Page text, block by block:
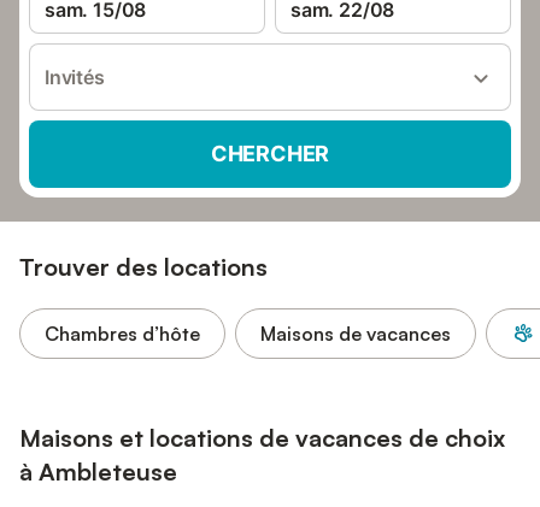
sam. 15/08 sam. 22/08
Invités
CHERCHER
Trouver des locations
Chambres d’hôte Maisons de vacances
Maisons et locations de vacances de choix
à Ambleteuse